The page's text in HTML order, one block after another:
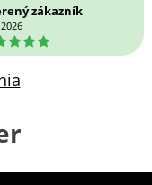
zákazník